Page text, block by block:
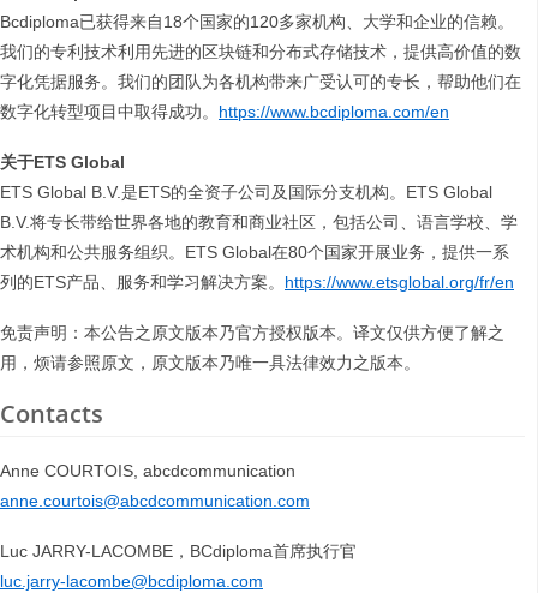
Bcdiploma已获得来自18个国家的120多家机构、大学和企业的信赖。
我们的专利技术利用先进的区块链和分布式存储技术，提供高价值的数
字化凭据服务。我们的团队为各机构带来广受认可的专长，帮助他们在
数字化转型项目中取得成功。 https://www.bcdiploma.com/en
关于ETS Global
ETS Global B.V.是ETS的全资子公司及国际分支机构。ETS Global
B.V.将专长带给世界各地的教育和商业社区，包括公司、语言学校、学
术机构和公共服务组织。ETS Global在80个国家开展业务，提供一系
列的ETS产品、服务和学习解决方案。 https://www.etsglobal.org/fr/en
免责声明：本公告之原文版本乃官方授权版本。译文仅供方便了解之
用，烦请参照原文，原文版本乃唯一具法律效力之版本。
Contacts
Anne COURTOIS, abcdcommunication
anne.courtois@abcdcommunication.com
Luc JARRY-LACOMBE，BCdiploma首席执行官
luc.jarry-lacombe@bcdiploma.com